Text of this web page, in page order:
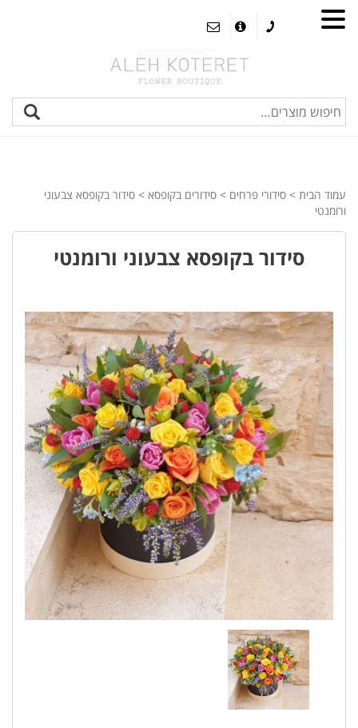
עמוד הבית > סידורי פרחים > סידורים בקופסא > סידור בקופסא צבעוני
ורומנטי
סידור בקופסא צבעוני ורומנטי